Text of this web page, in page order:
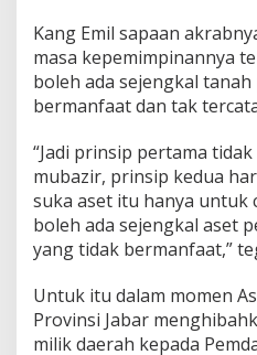
Kang Emil sapaan
masa kepemimpinannya
boleh ada sejengkal
bermanfaat dan tak
“Jadi prinsip pertama
mubazir, prinsip kedua
suka aset itu hanya untuk
boleh ada sejengkal aset
yang tidak bermanfaat,”
Untuk itu dalam momen
Provinsi Jabar
milik daerah kepada